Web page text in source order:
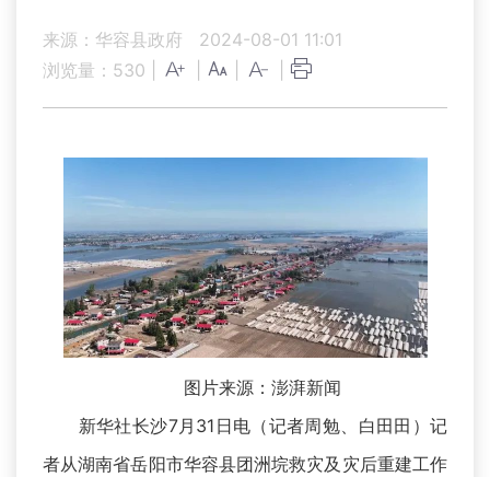
来源：华容县政府
2024-08-01 11:01
浏览量： 530
图片来源：澎湃新闻
新华社长沙7月31日电（记者周勉、白田田）记
者从湖南省岳阳市华容县团洲垸救灾及灾后重建工作